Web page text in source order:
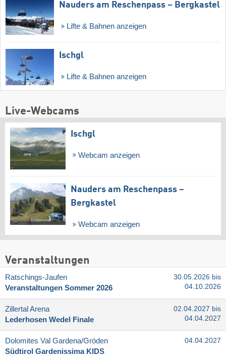
Nauders am Reschenpass – Bergkastel
Lifte & Bahnen anzeigen
Ischgl
Lifte & Bahnen anzeigen
Live-Webcams
Ischgl
Webcam anzeigen
Nauders am Reschenpass –
Bergkastel
Webcam anzeigen
Veranstaltungen
Ratschings-Jaufen
Veranstaltungen Sommer 2026
30.05.2026 bis
04.10.2026
Zillertal Arena
Lederhosen Wedel Finale
02.04.2027 bis
04.04.2027
Dolomites Val Gardena/​Gröden
Südtirol Gardenissima KIDS
04.04.2027